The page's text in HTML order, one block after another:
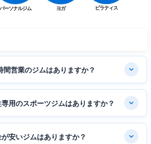
パーソナルジム ヨガ ピラティス
営業のジムはありますか？
用のスポーツジムはありますか？
安いジムはありますか？